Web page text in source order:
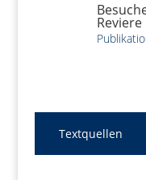
Textquellen